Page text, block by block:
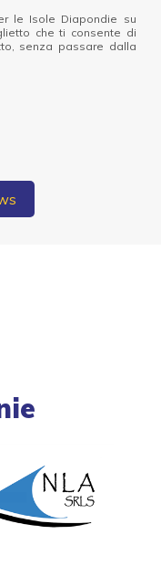
le Isole Diapondie su
che ti consente di
senza passare dalla